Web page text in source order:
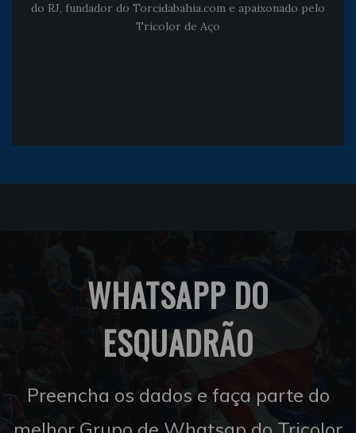
do RJ, fundador do Torcidabahia.com e apaixonado pelo
Tricolor de Aço
WHATSAPP DO
ESQUADRÃO
Preencha os dados e faça parte do